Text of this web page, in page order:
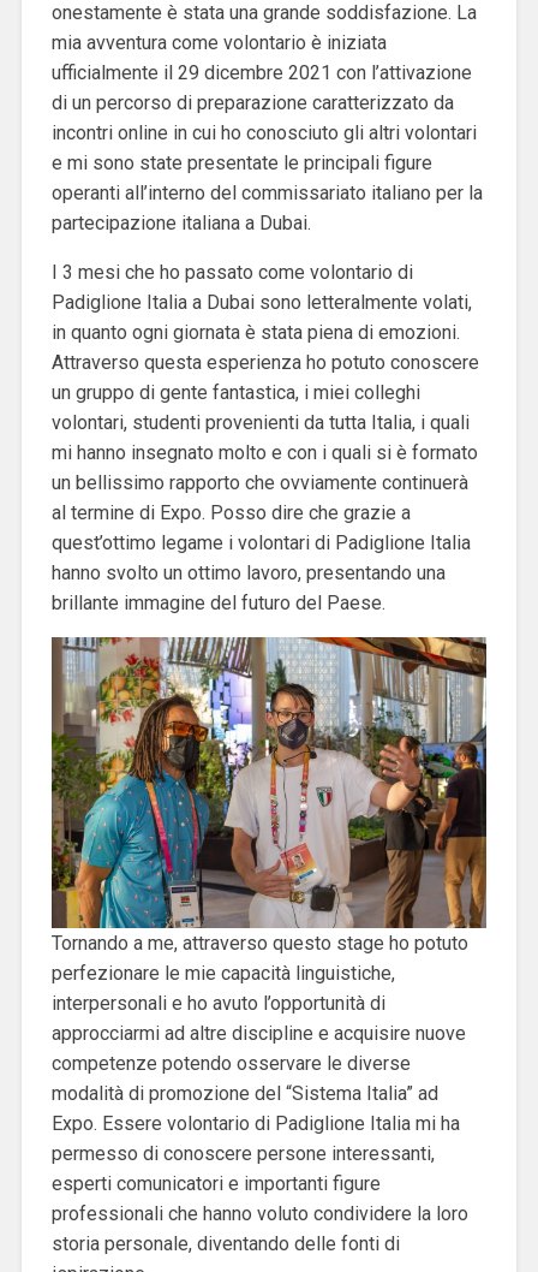
onestamente è stata una grande soddisfazione. La
mia avventura come volontario è iniziata
ufficialmente il 29 dicembre 2021 con l’attivazione
di un percorso di preparazione caratterizzato da
incontri online in cui ho conosciuto gli altri volontari
e mi sono state presentate le principali figure
operanti all’interno del commissariato italiano per la
partecipazione italiana a Dubai.
I 3 mesi che ho passato come volontario di
Padiglione Italia a Dubai sono letteralmente volati,
in quanto ogni giornata è stata piena di emozioni.
Attraverso questa esperienza ho potuto conoscere
un gruppo di gente fantastica, i miei colleghi
volontari, studenti provenienti da tutta Italia, i quali
mi hanno insegnato molto e con i quali si è formato
un bellissimo rapporto che ovviamente continuerà
al termine di Expo. Posso dire che grazie a
quest’ottimo legame i volontari di Padiglione Italia
hanno svolto un ottimo lavoro, presentando una
brillante immagine del futuro del Paese.
Tornando a me, attraverso questo stage ho potuto
perfezionare le mie capacità linguistiche,
interpersonali e ho avuto l’opportunità di
approcciarmi ad altre discipline e acquisire nuove
competenze potendo osservare le diverse
modalità di promozione del “Sistema Italia” ad
Expo. Essere volontario di Padiglione Italia mi ha
permesso di conoscere persone interessanti,
esperti comunicatori e importanti figure
professionali che hanno voluto condividere la loro
storia personale, diventando delle fonti di